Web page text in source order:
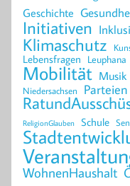
Geschichte
Initiativen
Klimaschutz
Lebensfragen Leuphana
Mobilität Musik
Niedersachsen Parteien
ReligionGlauben Schule
WohnenHaushalt